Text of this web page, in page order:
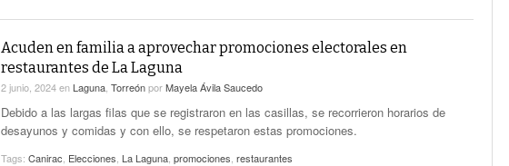
Acuden en familia a aprovechar promociones electorales en
restaurantes de La Laguna
2 junio, 2024en Laguna TorreónporMayela Ávila Saucedo
Debido a las largas filas que se registraron en las casillas, se recorrieron horarios de
desayunos y comidas y con ello, se respetaron estas promociones.
Tags: Canirac Elecciones La Laguna promociones restaurantes